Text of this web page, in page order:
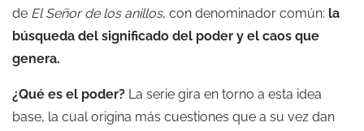
de El Señor de los anillos, con denominador común: la
búsqueda del significado del poder y el caos que
genera.
¿Qué es el poder? La serie gira en torno a esta idea
base, la cual origina más cuestiones que a su vez dan